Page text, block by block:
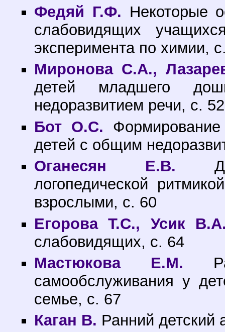
Федяй Г.Ф. Некоторые
слабовидящих
эксперимента по химии,
Миронова С.А.,
детей младшего
недоразвитием речи, с. 52
Бот О.С.
детей с общим
Оганесян Е.В.
логопедической
взрослыми, с. 60
Егорова Т.С., Усик
слабовидящих, с. 64
Мастюкова Е.М.
самообслуживания у
семье, с. 67
Каган В. Ранний детский